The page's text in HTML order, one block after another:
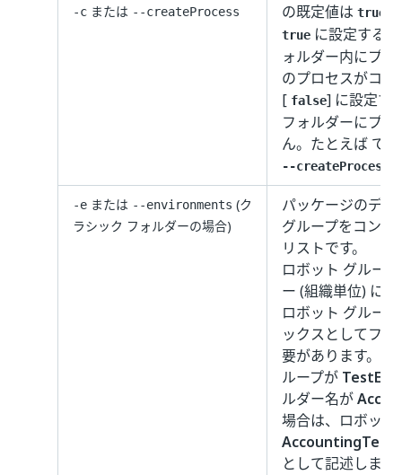
-c または --createProcess の既定値は true
true に設定する
ォルダー内にプ
のプロセスがコ
[ false] に設定す
フォルダーにプ
ん。たとえば で
--createProcess
-e または --environments (ク
ラシック フォルダーの場合)
パッケージのデ
グループをコン
リストです。
ロボット グルー
ー (組織単位) に
ロボット グルー
ックスとしてフ
要があります。た
ループが
ルダー名が
場合は、ロボット
として記述します